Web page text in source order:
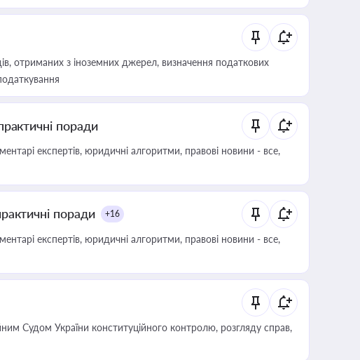
отриманих з іноземних джерел, визначення податкових
поради
експертів, юридичні алгоритми, правові новини - все,
поради +16
експертів, юридичні алгоритми, правові новини - все,
Судом України конституційного контролю, розгляду справ,